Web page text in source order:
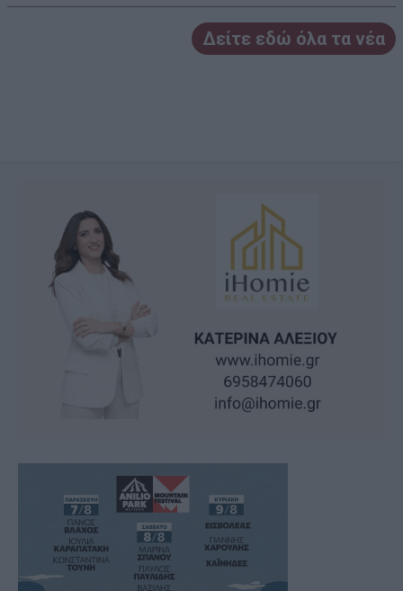
Δείτε εδώ όλα τα νέα